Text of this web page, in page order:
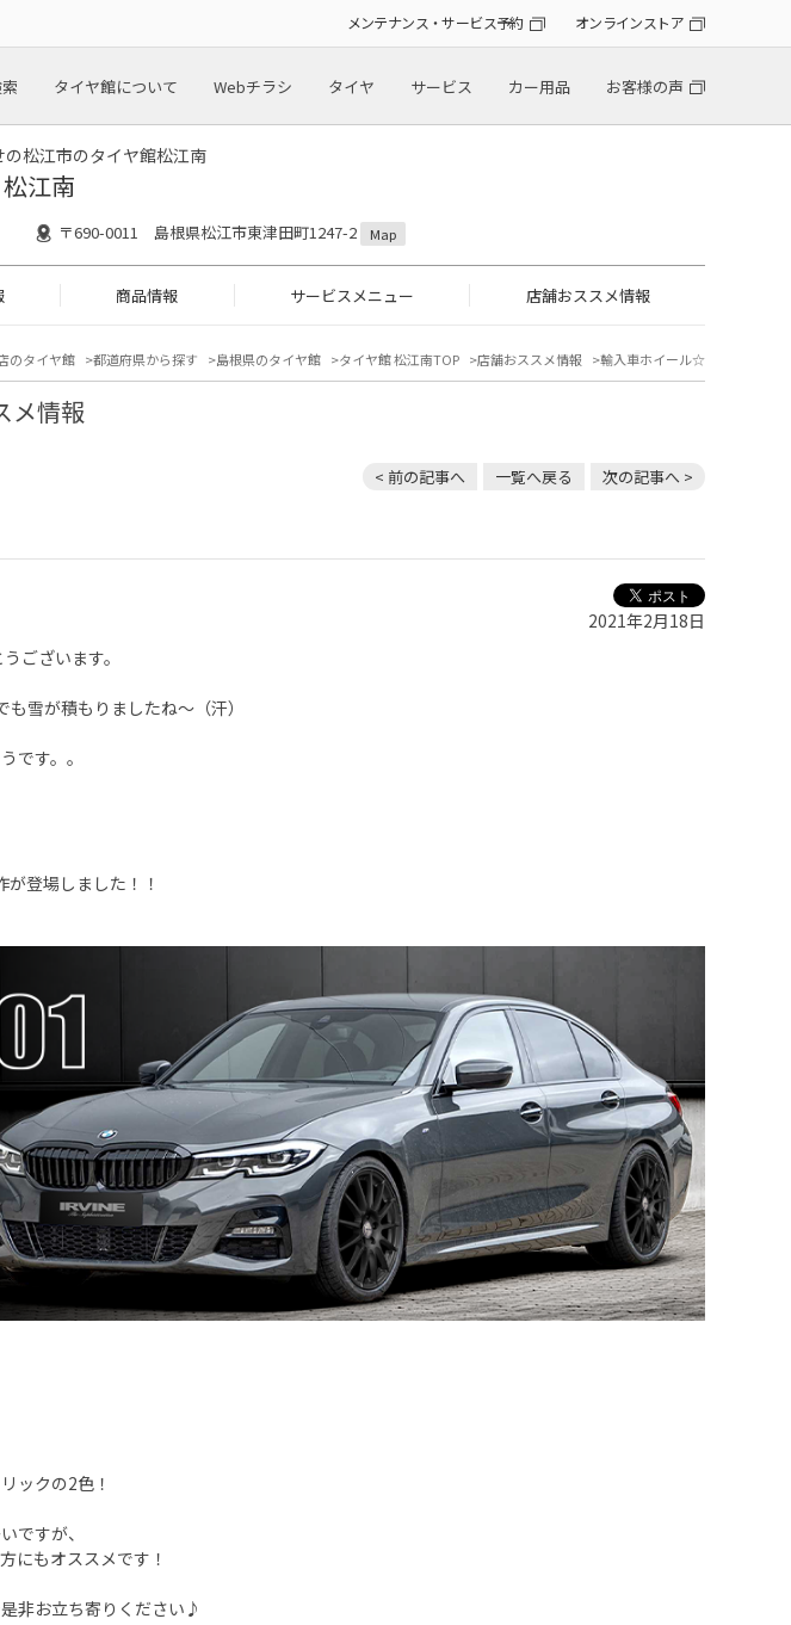
メンテナンス・サービス予約 オンラインストア
タイヤ館について Webチラシ タイヤ サービス カー用品 お客様の声
松江市のタイヤ館松江南
江南
〒690-0011 島根県松江市東津田町1247-2 Map
商品情報 サービスメニュー 店舗おススメ情報
のタイヤ館 都道府県から探す 島根県のタイヤ館 タイヤ館 松江南TOP 店舗おススメ情報 輸入車ホイール☆
メ情報
< 前の記事へ 一覧へ戻る 次の記事へ >
2021年2月18日
ございます。
雪が積もりましたね～（汗）
です。。
登場しました！！
ックの2色！
ですが、
にもオススメです！
非お立ち寄りください♪